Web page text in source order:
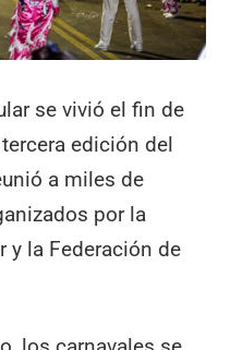
se vivió el fin de
edición del
a miles de
por la
y la Federación de